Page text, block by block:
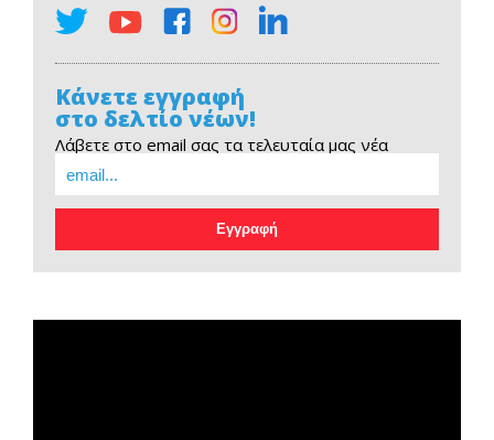
Κάνετε εγγραφή
στο δελτίο νέων!
Λάβετε στο email σας τα τελευταία μας νέα